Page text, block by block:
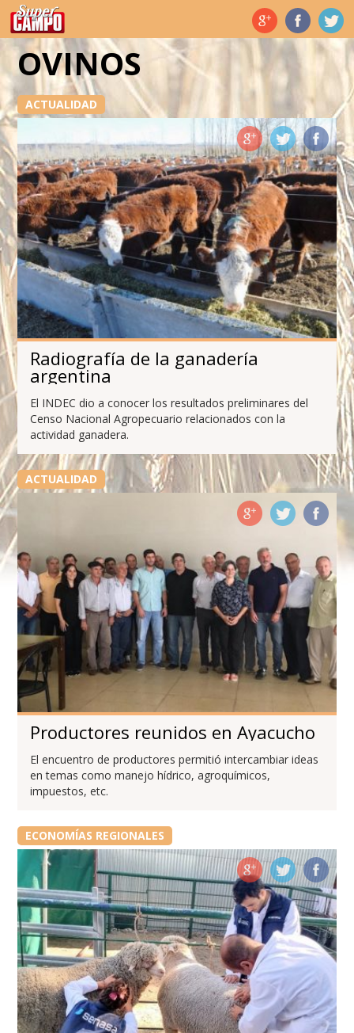
Temas de hoy
OVINOS
ACTUALIDAD
Radiografía de la ganadería
argentina
El INDEC dio a conocer los resultados preliminares del
Censo Nacional Agropecuario relacionados con la
actividad ganadera.
ACTUALIDAD
Productores reunidos en Ayacucho
El encuentro de productores permitió intercambiar ideas
en temas como manejo hídrico, agroquímicos,
impuestos, etc.
ECONOMÍAS REGIONALES